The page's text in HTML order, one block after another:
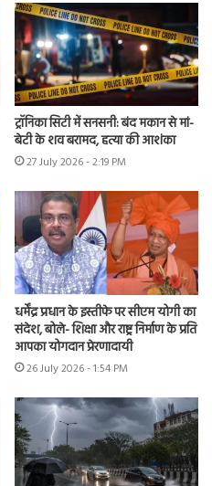
ट्रॉनिका सिटी में सनसनी: बंद मकान से मां-
बेटी के शव बरामद, हत्या की आशंका
27 July 2026 - 2:19 PM
धर्मेंद्र प्रधान के इस्तीफे पर सीएम योगी का
संदेश, बोले- शिक्षा और राष्ट्र निर्माण के प्रति
आपका योगदान प्रेरणादायी
26 July 2026 - 1:54 PM